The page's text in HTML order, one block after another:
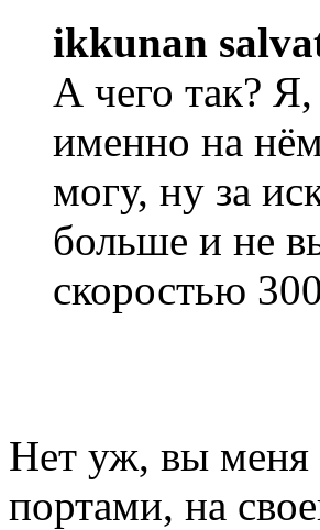
ikkunan
А чего так?
именно на
могу, ну за
больше и не
скоростью
Нет уж, вы меня
портами, на